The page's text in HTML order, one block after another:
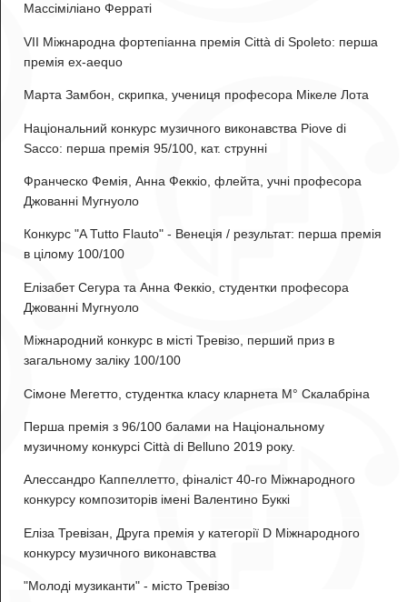
Массіміліано Ферраті
VII Міжнародна фортепіанна премія Città di Spoleto: перша
премія ex-aequo
Марта Замбон, скрипка, учениця професора Мікеле Лота
Національний конкурс музичного виконавства Piove di
Sacco: перша премія 95/100, кат. струнні
Франческо Фемія , Анна Феккіо, флейта, учні професора
Джованні Мугнуоло
Конкурс "A Tutto Flauto" - Венеція / результат: перша премія
в цілому 100/100
Елізабет Сегура та Анна Феккіо , студентки професора
Джованні Мугнуоло
Міжнародний конкурс в місті Тревізо, перший приз в
загальному заліку 100/100
Сімоне Мегетто , студентка класу кларнета М° Скалабріна
Перша премія з 96/100 балами на Національному
музичному конкурсі Città di Belluno 2019 року.
Алессандро Каппеллетто, фіналіст 40-го Міжнародного
конкурсу композиторів імені Валентино Буккі
Еліза Тревізан , Друга премія у категорії D Міжнародного
конкурсу музичного виконавства
"Молоді музиканти" - місто Тревізо